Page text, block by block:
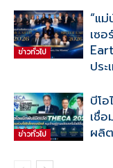
ข่าวทั่วไป
“แ
เซ
ปร
ข่าวทั่วไป
บีโ
เชื่
ผลิ